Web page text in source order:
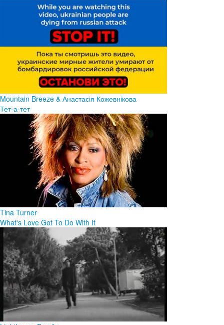
Mountain Breeze & Анастасія Кожевнікова
Тет-а-тет
Tina Turner
What's Love Got To Do With It